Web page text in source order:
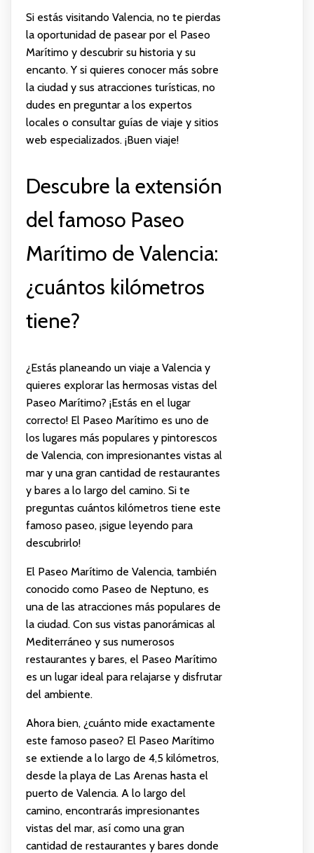
Si estás visitando Valencia, no te pierdas
la oportunidad de pasear por el Paseo
Marítimo y descubrir su historia y su
encanto. Y si quieres conocer más sobre
la ciudad y sus atracciones turísticas, no
dudes en preguntar a los expertos
locales o consultar guías de viaje y sitios
web especializados. ¡Buen viaje!
Descubre la extensión
del famoso Paseo
Marítimo de Valencia:
¿cuántos kilómetros
tiene?
¿Estás planeando un viaje a Valencia y
quieres explorar las hermosas vistas del
Paseo Marítimo? ¡Estás en el lugar
correcto! El Paseo Marítimo es uno de
los lugares más populares y pintorescos
de Valencia, con impresionantes vistas al
mar y una gran cantidad de restaurantes
y bares a lo largo del camino. Si te
preguntas cuántos kilómetros tiene este
famoso paseo, ¡sigue leyendo para
descubrirlo!
El Paseo Marítimo de Valencia, también
conocido como Paseo de Neptuno, es
una de las atracciones más populares de
la ciudad. Con sus vistas panorámicas al
Mediterráneo y sus numerosos
restaurantes y bares, el Paseo Marítimo
es un lugar ideal para relajarse y disfrutar
del ambiente.
Ahora bien, ¿cuánto mide exactamente
este famoso paseo? El Paseo Marítimo
se extiende a lo largo de 4,5 kilómetros,
desde la playa de Las Arenas hasta el
puerto de Valencia. A lo largo del
camino, encontrarás impresionantes
vistas del mar, así como una gran
cantidad de restaurantes y bares donde